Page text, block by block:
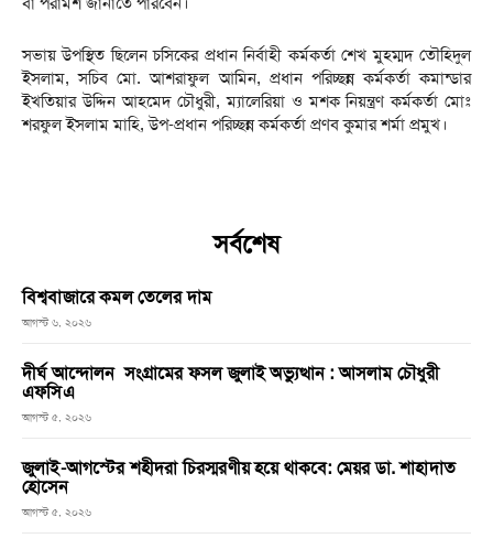
সভায় উপস্থিত ছিলেন চসিকের প্রধান নির্বাহী কর্মকর্তা শেখ মুহম্মদ তৌহিদুল
ইসলাম, সচিব মো. আশরাফুল আমিন, প্রধান পরিচ্ছন্ন কর্মকর্তা কমান্ডার
ইখতিয়ার উদ্দিন আহমেদ চৌধুরী, ম্যালেরিয়া ও মশক নিয়ন্ত্রণ কর্মকর্তা মোঃ
শরফুল ইসলাম মাহি, উপ-প্রধান পরিচ্ছন্ন কর্মকর্তা প্রণব কুমার শর্মা প্রমুখ।
সর্বশেষ
বিশ্ববাজারে কমল তেলের দাম
আগস্ট ৬, ২০২৬
দীর্ঘ আন্দোলন সংগ্রামের ফসল জুলাই অভ্যুত্থান : আসলাম চৌধুরী
এফসিএ
আগস্ট ৫, ২০২৬
জুলাই-আগস্টের শহীদরা চিরস্মরণীয় হয়ে থাকবে: মেয়র ডা. শাহাদাত
হোসেন
আগস্ট ৫, ২০২৬